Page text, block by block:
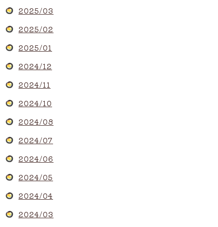
2025/03
2025/02
2025/01
2024/12
2024/11
2024/10
2024/08
2024/07
2024/06
2024/05
2024/04
2024/03